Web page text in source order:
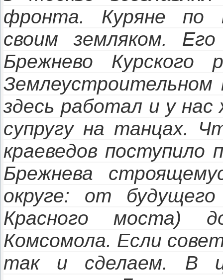
фронта. Куряне по
своим земляком.
Брежнево
Землеустроительном
здесь работал и у
супругу на танцах.
краеведов поступило
Брежнева
округе: от
Красного моста)
Комсомола. Если
так и сделаем. В